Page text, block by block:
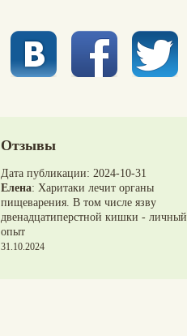
Отзывы
Дата публикации: 2024-10-31
Елена: Харитаки лечит органы
пищеварения. В том числе язву
двенадцатиперстной кишки - личный
опыт
31.10.2024